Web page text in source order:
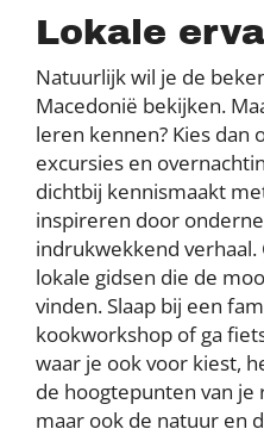
Lokale
Natuurlijk wil je de
Macedonië bekijken.
leren kennen? Kies dan
excursies en
dichtbij kennismaakt
inspireren door
indrukwekkend
lokale gidsen die de
vinden. Slaap bij een
kookworkshop of ga
waar je ook voor kiest,
de hoogtepunten van je
maar ook de natuur en